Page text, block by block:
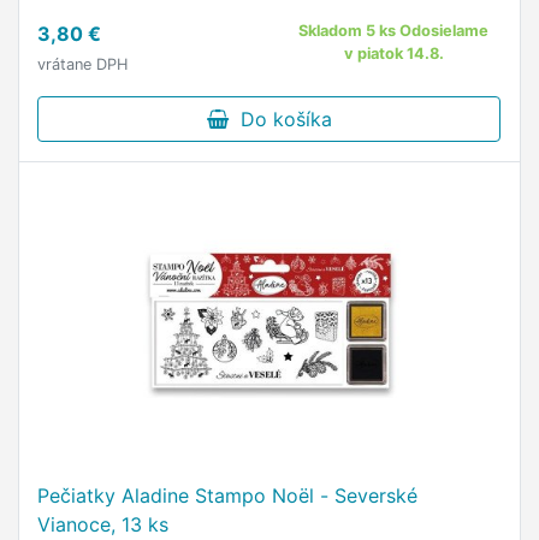
3,80 €
vrátane DPH
Skladom 5 ks Odosielame
v piatok 14.8.
Do košíka
Pečiatky Aladine Stampo Noël - Severské
Vianoce, 13 ks